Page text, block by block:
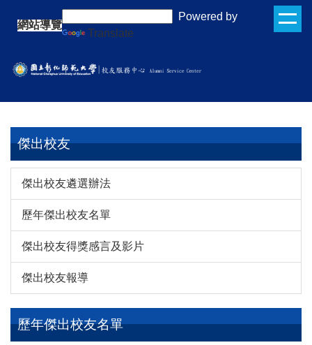
要
內
網站導覽
Powered by
Translate
傑出校友
傑出校友遴選辦法
歷年傑出校友名單
傑出校友得獎感言及影片
傑出校友報導
歷年傑出校友名單